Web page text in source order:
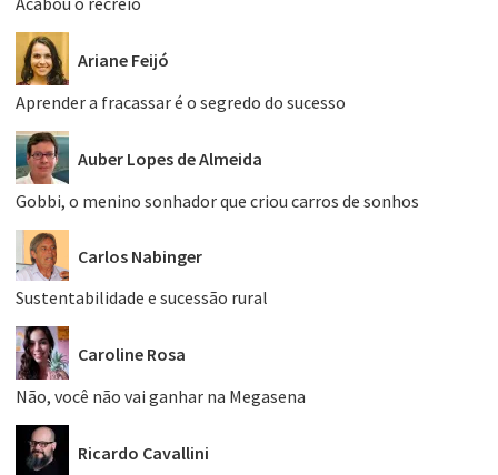
Ariane Feijó
Aprender a fracassar é o segredo do sucesso
Auber Lopes de Almeida
Gobbi, o menino sonhador que criou carros de sonhos
Carlos Nabinger
Sustentabilidade e sucessão rural
Caroline Rosa
Não, você não vai ganhar na Megasena
Ricardo Cavallini